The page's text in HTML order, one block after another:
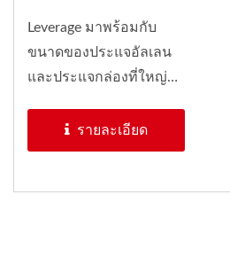
Leverage มาพร้อมกับ
ขนาดของประแจอัลเลน
และประแจกล่องที่ใหญ่
รายละเอียด